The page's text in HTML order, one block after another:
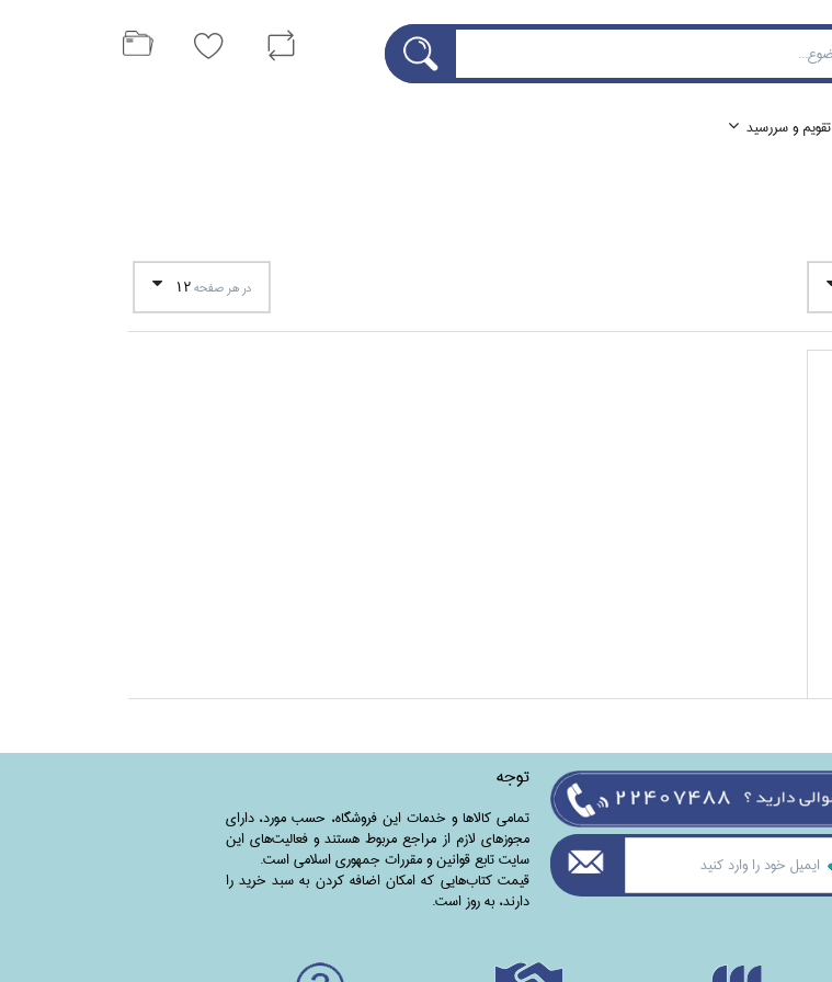
تقويم و سررسيد
در هر صفحه12
توجه
تمامی‌ کالاها و خدمات این فروشگاه، حسب مورد،‌ دارای
مجوزهای لازم از مراجع مربوط هستند ‌و‌‌ فعالیت‌های این
سایت تابع قوانین و مقررات جمهوری اسلامی است.
قیمت کتاب‌هایی که امکان اضافه کردن به سبد خرید را
دارند،‌ به روز است.